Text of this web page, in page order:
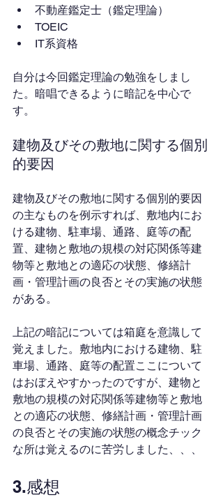
不動産鑑定士（鑑定理論）
TOEIC
IT系資格
自分は今回鑑定理論の勉強をしまし
た。暗唱できるように暗記を中心で
す。
建物及びその敷地に関する個別
的要因
建物及びその敷地に関する個別的要因
の主なものを例示すれば、敷地内にお
ける建物、駐車場、通路、庭等の配
置、建物と敷地の規模の対応関係等建
物等と敷地との適応の状態、修繕計
画・管理計画の良否とその実施の状態
がある。
上記の暗記については箱庭を意識して
覚えました。敷地内における建物、駐
車場、通路、庭等の配置ここについて
はおぼえやすかったのですが、建物と
敷地の規模の対応関係等建物等と敷地
との適応の状態、修繕計画・管理計画
の良否とその実施の状態の概念チック
な所は覚えるのに苦労しました、、、
3.感想